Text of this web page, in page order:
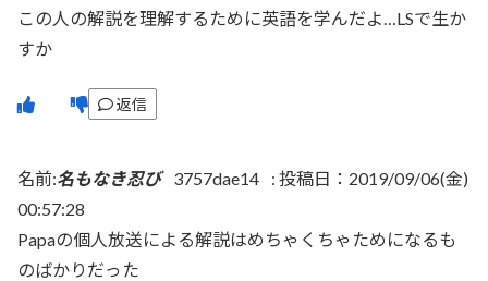
この人の解説を理解するために英語を学んだよ…LSで生か
すか
返信
名前:名もなき忍び 3757dae14 : 投稿日：2019/09/06(金)
00:57:28
Papaの個人放送による解説はめちゃくちゃためになるも
のばかりだった